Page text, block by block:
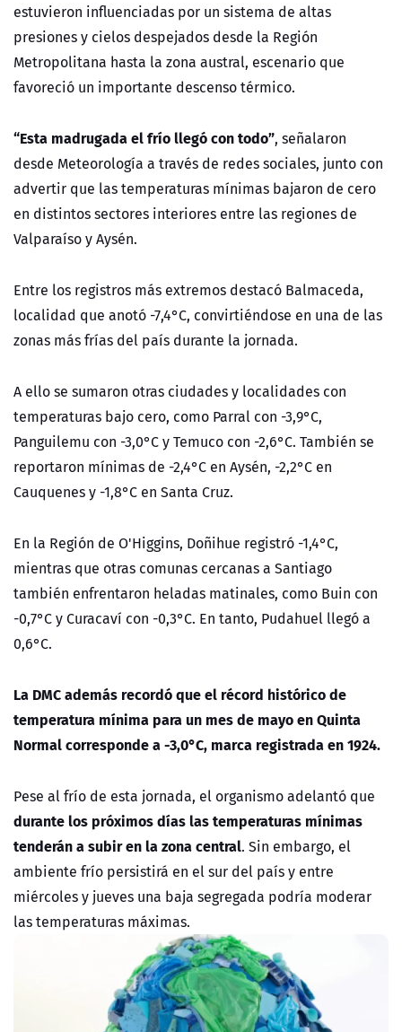
estuvieron influenciadas por un sistema de altas
presiones y cielos despejados desde la Región
Metropolitana hasta la zona austral, escenario que
favoreció un importante descenso térmico.
“Esta madrugada el frío llegó con todo”, señalaron
desde Meteorología a través de redes sociales, junto con
advertir que las temperaturas mínimas bajaron de cero
en distintos sectores interiores entre las regiones de
Valparaíso y Aysén.
Entre los registros más extremos destacó Balmaceda,
localidad que anotó -7,4°C, convirtiéndose en una de las
zonas más frías del país durante la jornada.
A ello se sumaron otras ciudades y localidades con
temperaturas bajo cero, como Parral con -3,9°C,
Panguilemu con -3,0°C y Temuco con -2,6°C. También se
reportaron mínimas de -2,4°C en Aysén, -2,2°C en
Cauquenes y -1,8°C en Santa Cruz.
En la Región de O'Higgins, Doñihue registró -1,4°C,
mientras que otras comunas cercanas a Santiago
también enfrentaron heladas matinales, como Buin con
-0,7°C y Curacaví con -0,3°C. En tanto, Pudahuel llegó a
0,6°C.
La DMC además recordó que el récord histórico de
temperatura mínima para un mes de mayo en Quinta
Normal corresponde a -3,0°C, marca registrada en 1924.
Pese al frío de esta jornada, el organismo adelantó que
durante los próximos días las temperaturas mínimas
tenderán a subir en la zona central. Sin embargo, el
ambiente frío persistirá en el sur del país y entre
miércoles y jueves una baja segregada podría moderar
las temperaturas máximas.